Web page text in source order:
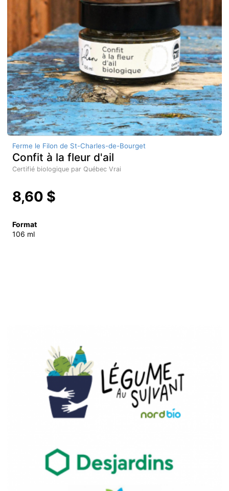
Ferme le Filon de St-Charles-de-Bourget
Confit à la fleur d'ail
Certifié biologique par Québec Vrai
8,60 $
Format
106 ml